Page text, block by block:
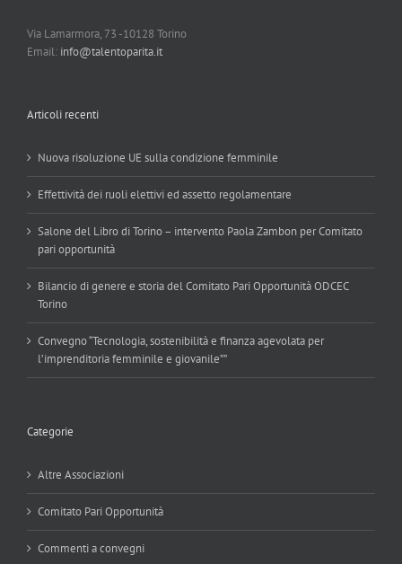
Via Lamarmora, 73 -10128 Torino
Email: info@talentoparita.it
Articoli recenti
Nuova risoluzione UE sulla condizione femminile
Effettività dei ruoli elettivi ed assetto regolamentare
Salone del Libro di Torino – intervento Paola Zambon per Comitato
pari opportunità
Bilancio di genere e storia del Comitato Pari Opportunità ODCEC
Torino
Convegno “Tecnologia, sostenibilità e finanza agevolata per
l’imprenditoria femminile e giovanile””
Categorie
Altre Associazioni
Comitato Pari Opportunità
Commenti a convegni